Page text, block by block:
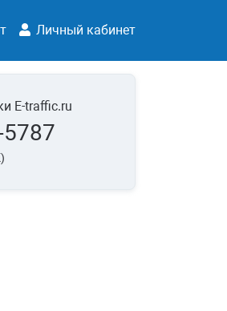
Личный кабинет
E-traffic.ru